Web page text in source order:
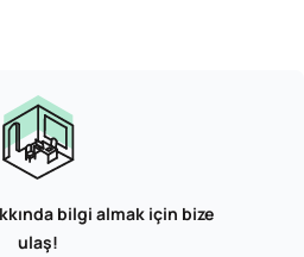
bilgi almak için bize
ulaş!